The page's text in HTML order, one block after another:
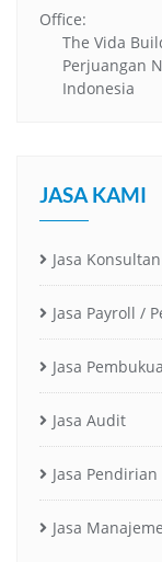
Office:
The Vida
Perjuangan
Indonesia
JASA KAMI
Jasa
Jasa Payroll /
Jasa
Jasa Audit
Jasa
Jasa